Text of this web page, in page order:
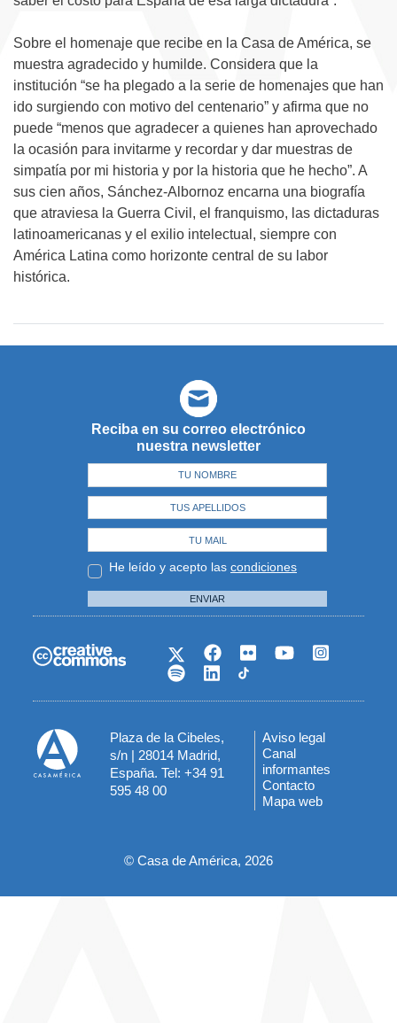
Sobre el homenaje que recibe en la Casa de América, se
muestra agradecido y humilde. Considera que la
institución “se ha plegado a la serie de homenajes que han
ido surgiendo con motivo del centenario” y afirma que no
puede “menos que agradecer a quienes han aprovechado
la ocasión para invitarme y recordar y dar muestras de
simpatía por mi historia y por la historia que he hecho”. A
sus cien años, Sánchez-Albornoz encarna una biografía
que atraviesa la Guerra Civil, el franquismo, las dictaduras
latinoamericanas y el exilio intelectual, siempre con
América Latina como horizonte central de su labor
histórica.
Reciba en su correo electrónico
nuestra newsletter
He leído y acepto las condiciones
ENVIAR
Plaza de la Cibeles,
s/n | 28014 Madrid,
España. Tel: +34 91
595 48 00
Menú
del
pie
Aviso legal
Canal
informantes
Contacto
Mapa web
© Casa de América, 2026